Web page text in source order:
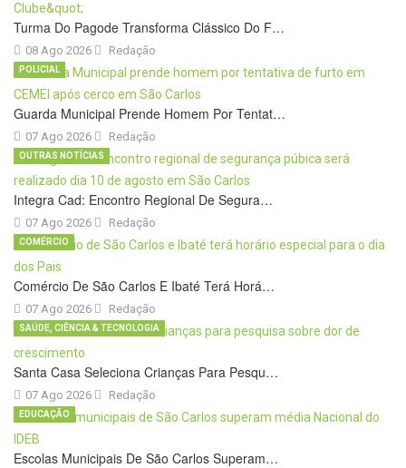
Turma Do Pagode Transforma Clássico Do F…
08 Ago 2026 Redação
Guarda Municipal Prende Homem Por Tentat…
07 Ago 2026
POLICIAL
Redação
Integra Cad: Encontro Regional De Segura…
07 Ago 2026
OUTRAS NOTÍCIAS
Redação
Comércio De São Carlos E Ibaté Terá Horá…
07 Ago 2026
COMÉRCIO
Redação
Santa Casa Seleciona Crianças Para Pesqu…
07 Ago 2026
SAÚDE, CIÊNCIA & TECNOLOGIA
Redação
Escolas Municipais De São Carlos Superam…
EDUCAÇÃO